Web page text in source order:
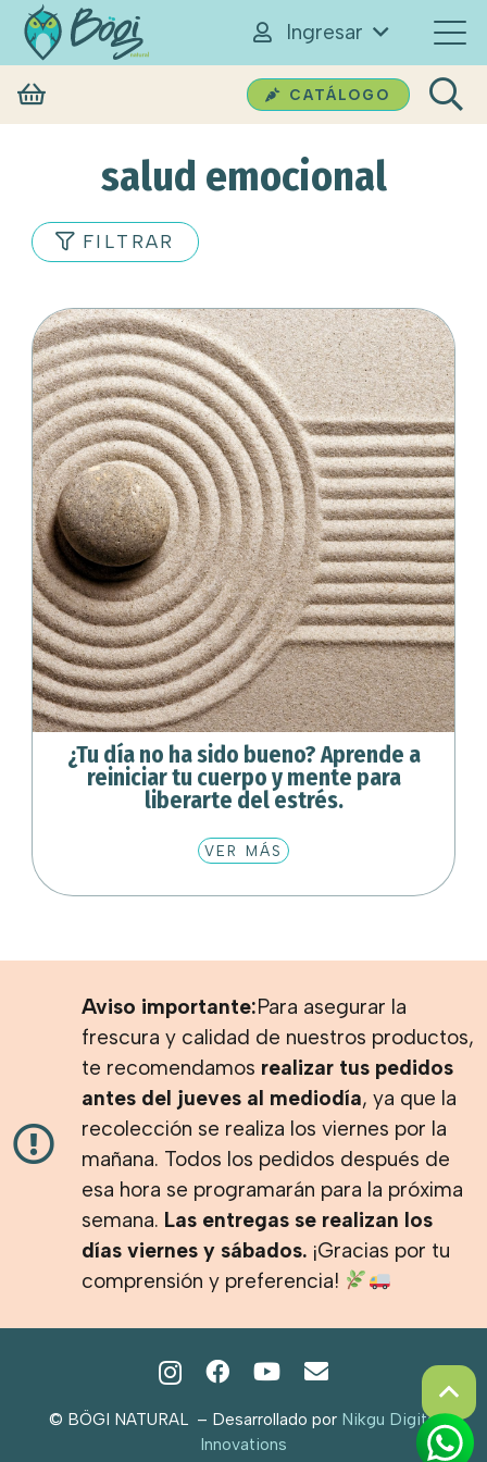
Ingresar
CATÁLOGO
salud emocional
FILTRAR
¿Tu día no ha sido bueno? Aprende a
reiniciar tu cuerpo y mente para
liberarte del estrés.
VER MÁS
Aviso importante:Para asegurar la
frescura y calidad de nuestros productos,
te recomendamos realizar tus pedidos
antes del jueves al mediodía, ya que la
recolección se realiza los viernes por la
mañana. Todos los pedidos después de
esa hora se programarán para la próxima
semana. Las entregas se realizan los
días viernes y sábados. ¡Gracias por tu
comprensión y preferencia!
© BÖGI NATURAL – Desarrollado por Nikgu Digital
Innovations